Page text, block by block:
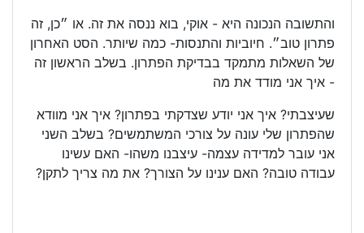
והתשובה הנכונה היא - אוקי, בוא ננסה את זה. או ״כן, זה
פתרון טוב״. חיוביות והתנסות- כמה שיותר. הסט האחרון
של השאלות מתמקד בבדיקת הפתרון. בשלב הראשון זה
- איך אני מודד את מה
שעיצבתי? איך אני יודע שצדקתי בפתרון? איך אני מוודא
שהפתרון שלי עונה על צורכי המשתמשים? בשלב השני
אני עובר למדידה עצמה- עיצבנו משהו- האם עשינו
עבודה טובה? האם ענינו על הצורך? את מה צריך לתקן?